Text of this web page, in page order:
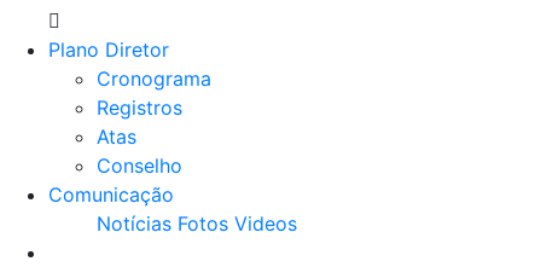
Plano Diretor
Cronograma
Registros
Atas
Conselho
Comunicação
Notícias Fotos Videos